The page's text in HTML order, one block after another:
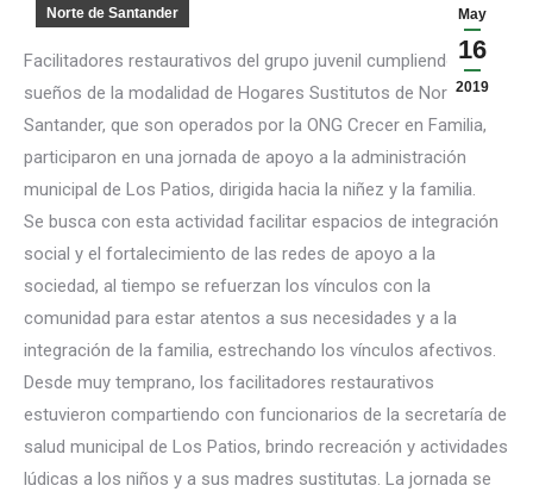
May
16
2019
Norte de Santander
Facilitadores restaurativos del grupo juvenil cumpliendo
sueños de la modalidad de Hogares Sustitutos de Norte de
Santander, que son operados por la ONG Crecer en Familia,
participaron en una jornada de apoyo a la administración
municipal de Los Patios, dirigida hacia la niñez y la familia.
Se busca con esta actividad facilitar espacios de integración
social y el fortalecimiento de las redes de apoyo a la
sociedad, al tiempo se refuerzan los vínculos con la
comunidad para estar atentos a sus necesidades y a la
integración de la familia, estrechando los vínculos afectivos.
Desde muy temprano, los facilitadores restaurativos
estuvieron compartiendo con funcionarios de la secretaría de
salud municipal de Los Patios, brindo recreación y actividades
lúdicas a los niños y a sus madres sustitutas. La jornada se